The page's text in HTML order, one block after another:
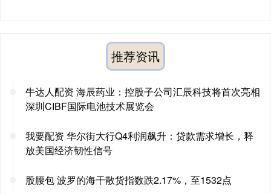
推荐资讯
牛达人配资 海辰药业：控股子公司汇辰科技将首次亮相
深圳CIBF国际电池技术展览会
我要配资 华尔街大行Q4利润飙升：贷款需求增长，释
放美国经济韧性信号
股腰包 波罗的海干散货指数跌2.17%，至1532点